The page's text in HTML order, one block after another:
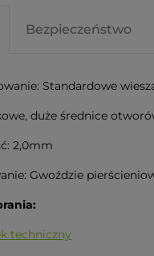
Bezpieczeństwo
Standardowe
duże średnice
2,0mm
Gwoździe
techniczny